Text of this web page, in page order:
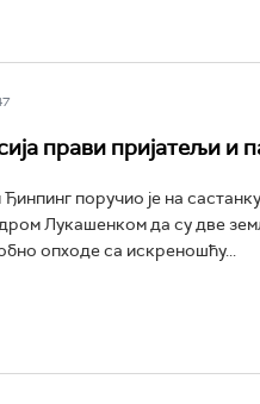
прави пријатељи и
поручио је на
Лукашенком да су две
опходе са искреношћу...